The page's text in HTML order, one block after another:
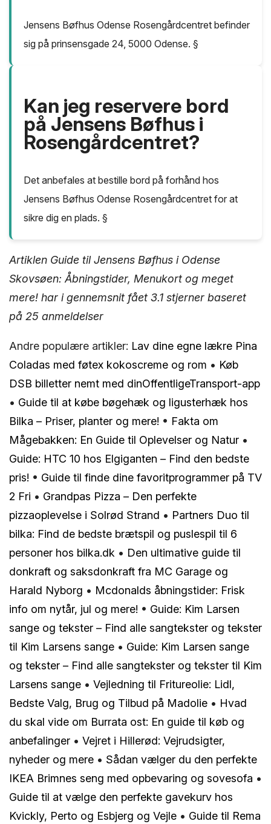
Jensens Bøfhus Odense Rosengårdcentret befinder
sig på prinsensgade 24, 5000 Odense. §
Kan jeg reservere bord
på Jensens Bøfhus i
Rosengårdcentret?
Det anbefales at bestille bord på forhånd hos
Jensens Bøfhus Odense Rosengårdcentret for at
sikre dig en plads. §
Artiklen Guide til Jensens Bøfhus i Odense
Skovsøen: Åbningstider, Menukort og meget
mere! har i gennemsnit fået 3.1 stjerner baseret
på 25 anmeldelser
Andre populære artikler: Lav dine egne lækre Pina
Coladas med føtex kokoscreme og rom • Køb
DSB billetter nemt med dinOffentligeTransport-app
• Guide til at købe bøgehæk og ligusterhæk hos
Bilka – Priser, planter og mere! • Fakta om
Mågebakken: En Guide til Oplevelser og Natur •
Guide: HTC 10 hos Elgiganten – Find den bedste
pris! • Guide til finde dine favoritprogrammer på TV
2 Fri • Grandpas Pizza – Den perfekte
pizzaoplevelse i Solrød Strand • Partners Duo til
bilka: Find de bedste brætspil og puslespil til 6
personer hos bilka.dk • Den ultimative guide til
donkraft og saksdonkraft fra MC Garage og
Harald Nyborg • Mcdonalds åbningstider: Frisk
info om nytår, jul og mere! • Guide: Kim Larsen
sange og tekster – Find alle sangtekster og tekster
til Kim Larsens sange • Guide: Kim Larsen sange
og tekster – Find alle sangtekster og tekster til Kim
Larsens sange • Vejledning til Fritureolie: Lidl,
Bedste Valg, Brug og Tilbud på Madolie • Hvad
du skal vide om Burrata ost: En guide til køb og
anbefalinger • Vejret i Hillerød: Vejrudsigter,
nyheder og mere • Sådan vælger du den perfekte
IKEA Brimnes seng med opbevaring og sovesofa •
Guide til at vælge den perfekte gavekurv hos
Kvickly, Perto og Esbjerg og Vejle • Guide til Rema